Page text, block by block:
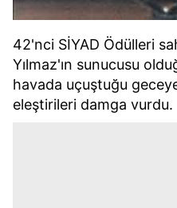
42'nci SİYAD Ödülleri
Yılmaz'ın sunucusu
havada uçuştuğu
eleştirileri damga vurdu.